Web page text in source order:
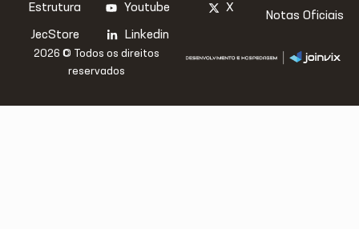
Estrutura
JecStore
Youtube
Linkedin
X
Notas Oficiais
2026 © Todos os direitos
reservados